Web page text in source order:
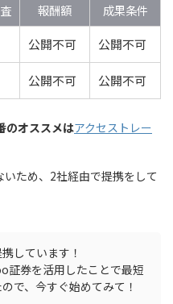
報酬額
成果条件
公開不可 公開不可
公開不可 公開不可
のオススメはアクセストレー
ため、2社経由で提携をして
しています！
証券を活用したことで最短
で、今すぐ始めてみて！